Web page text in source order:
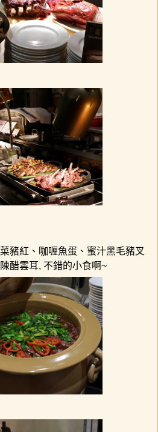
豬紅、咖喱魚蛋、蜜汁黑毛豬叉
醋雲耳, 不錯的小食啊~